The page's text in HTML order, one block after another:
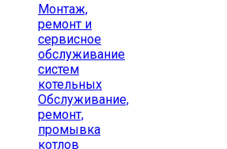
Монтаж,
ремонт и
сервисное
обслуживание
систем
котельных
Обслуживание,
ремонт,
промывка
котлов